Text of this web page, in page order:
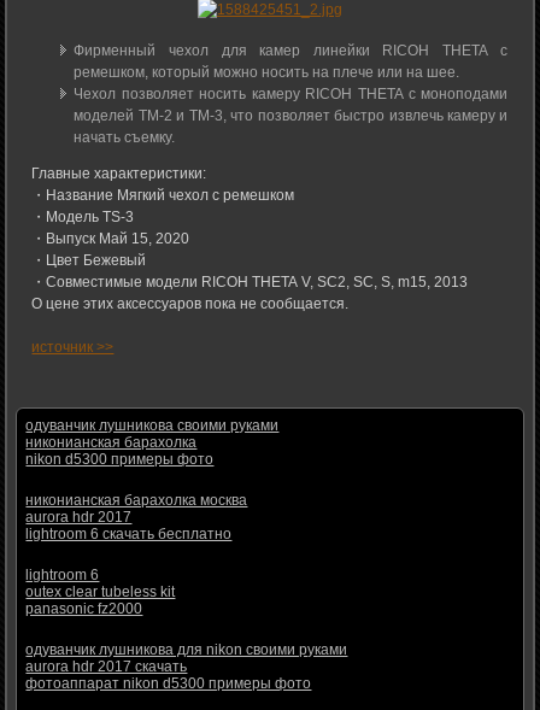
Фирменный чехол для камер линейки RICOH THETA с
ремешком, который можно носить на плече или на шее.
Чехол позволяет носить камеру RICOH THETA с моноподами
моделей TM-2 и TM-3, что позволяет быстро извлечь камеру и
начать съемку.
Главные характеристики:
・Название Мягкий чехол с ремешком
・Модель TS-3
・Выпуск Май 15, 2020
・Цвет Бежевый
・Совместимые модели RICOH THETA V, SC2, SC, S, m15, 2013
О цене этих аксессуаров пока не сообщается.
источник >>
одуванчик лушникова своими руками
никонианская барахолка
nikon d5300 примеры фото
никонианская барахолка москва
aurora hdr 2017
lightroom 6 скачать бесплатно
lightroom 6
outex clear tubeless kit
panasonic fz2000
одуванчик лушникова для nikon своими руками
aurora hdr 2017 скачать
фотоаппарат nikon d5300 примеры фото